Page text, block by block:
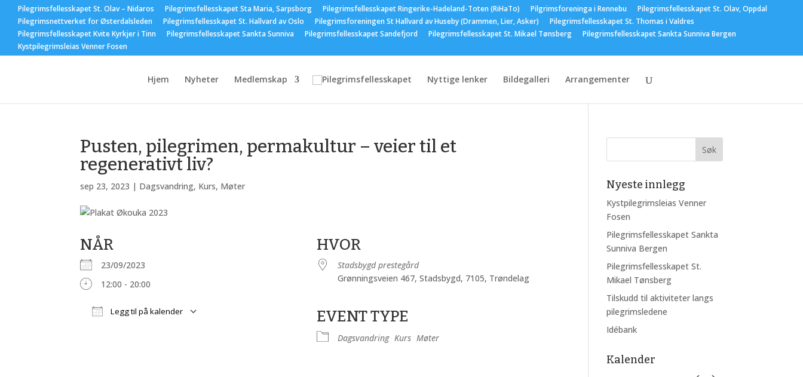
Pilegrimsfellesskapet St. Olav – Nidaros Pilegrimsfellesskapet Sta Maria, Sarpsborg Pilegrimsfellesskapet Ringerike-Hadeland-Toten (RiHaTo) Pilgrimsforeninga i Rennebu
Pilegrimsfellesskapet St. Olav, Oppdal
Pilegrimsnettverket for Østerdalsleden
Pilegrimsfellesskapet St. Hallvard av Oslo Pilegrimsforeningen St Hallvard av Huseby (Drammen, Lier, Asker)
Pilegrimsfellesskapet St. Thomas i Valdres
Pilegrimsfellesskapet Kvite Kyrkjer i Tinn
Pilegrimsfellesskapet Sankta Sunniva Pilegrimsfellesskapet Sandefjord Pilegrimsfellesskapet St. Mikael Tønsberg
Pilegrimsfellesskapet Sankta Sunniva Bergen
Kystpilegrimsleias Venner Fosen
Hjem Nyheter Medlemskap Nyttige lenker Bildegalleri Arrangementer
Pusten, pilegrimen, permakultur – veier til et
regenerativt liv?
sep 23, 2023 | Dagsvandring, Kurs, Møter
NÅR
23/09/2023
12:00 - 20:00
Legg til på kalender
Outlook Live
HVOR
Stadsbygd prestegård
Grønningsveien 467, Stadsbygd, 7105, Trøndelag
EVENT TYPE
Dagsvandring Kurs Møter
Nyeste innlegg
Kystpilegrimsleias Venner
Fosen
Pilegrimsfellesskapet Sankta
Sunniva Bergen
Pilegrimsfellesskapet St.
Mikael Tønsberg
Tilskudd til aktiviteter langs
pilegrimsledene
Idébank
Kalender